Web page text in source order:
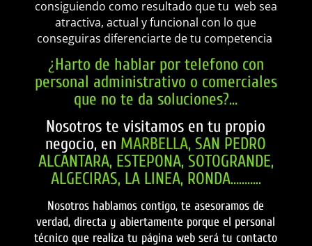
consiguiendo como resultado que tu web sea
atractiva, actual y funcional con lo que
conseguiras diferenciarte de tu competencia
¿Harto de hablar por telefono con
personal administrativo o comerciales
que no te da soluciones?…
Nosotros te visitamos en tu propio
negocio, en MARBELLA, SAN PEDRO
ALCANTARA, ESTEPONA, SOTOGRANDE,
ALGECIRAS, LA LINEA, RONDA………..
Nosotros hablamos contigo, te asesoramos de
verdad, directa y abiertamente porque el personal
técnico que realiza tu página web será tu contacto